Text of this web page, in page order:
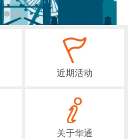
近期活动
关于华通